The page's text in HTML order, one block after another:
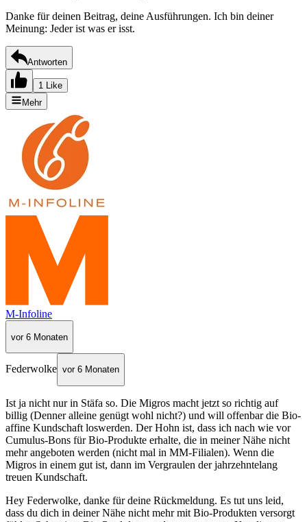
Danke für deinen Beitrag, deine Ausführungen. Ich bin deiner
Meinung: Jeder ist was er isst.
Antworten
1 Like
Mehr
M-Infoline
vor 6 Monaten
Federwolke vor 6 Monaten
Ist ja nicht nur in Stäfa so. Die Migros macht jetzt so richtig auf
billig (Denner alleine genügt wohl nicht?) und will offenbar die Bio-
affine Kundschaft loswerden. Der Hohn ist, dass ich nach wie vor
Cumulus-Bons für Bio-Produkte erhalte, die in meiner Nähe nicht
mehr angeboten werden (nicht mal in MM-Filialen). Wenn die
Migros in einem gut ist, dann im Vergraulen der jahrzehntelang
treuen Kundschaft.
Hey Federwolke, danke für deine Rückmeldung. Es tut uns leid,
dass du dich in deiner Nähe nicht mehr mit Bio-Produkten versorgt